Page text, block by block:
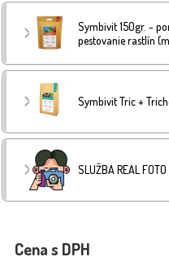
Symbivit 150gr. -
pestovanie rastlín
Symbivit Tric +
SLUŽBA REAL
Cena s DPH